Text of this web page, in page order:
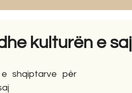
Novela Romane
kulturën e saj
shqiptarve për